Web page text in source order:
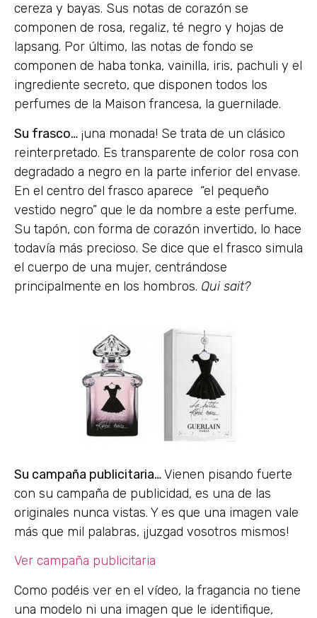
cereza y bayas. Sus notas de corazón se
componen de rosa, regaliz, té negro y hojas de
lapsang. Por último, las notas de fondo se
componen de haba tonka, vainilla, iris, pachuli y el
ingrediente secreto, que disponen todos los
perfumes de la Maison francesa, la guernilade.
Su frasco… ¡una monada! Se trata de un clásico
reinterpretado. Es transparente de color rosa con
degradado a negro en la parte inferior del envase.
En el centro del frasco aparece “el pequeño
vestido negro” que le da nombre a este perfume.
Su tapón, con forma de corazón invertido, lo hace
todavía más precioso. Se dice que el frasco simula
el cuerpo de una mujer, centrándose
principalmente en los hombros. Qui sait?
Su campaña publicitaria…Vienen pisando fuerte
con su campaña de publicidad, es una de las
originales nunca vistas. Y es que una imagen vale
más que mil palabras, ¡juzgad vosotros mismos!
Ver campaña publicitaria
Como podéis ver en el vídeo, la fragancia no tiene
una modelo ni una imagen que le identifique,